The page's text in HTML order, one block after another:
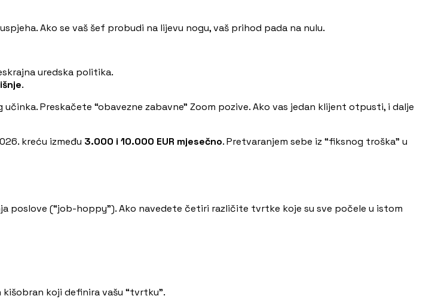
Ako se vaš šef probudi na lijevu nogu, vaš prihod pada na nulu.
uredska politika.
.
Preskačete “obavezne zabavne” Zoom pozive. Ako vas jedan klijent otpusti, i dalje
kreću između 3.000 i 10.000 EUR mjesečno. Pretvaranjem sebe iz “fiksnog troška” u
poslove (“job-hoppy”). Ako navedete četiri različite tvrtke koje su sve počele u istom
koji definira vašu “tvrtku”.